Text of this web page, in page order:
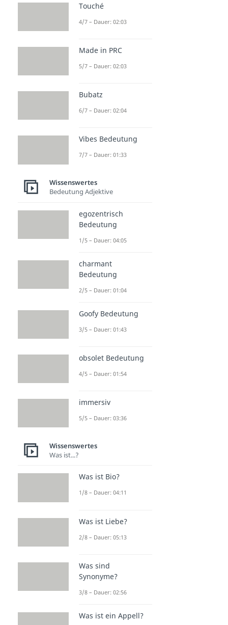
Touché
4/7 – Dauer: 02:03
Made in PRC
5/7 – Dauer: 02:03
Bubatz
6/7 – Dauer: 02:04
Vibes Bedeutung
7/7 – Dauer: 01:33
Wissenswertes
Bedeutung Adjektive
egozentrisch
Bedeutung
1/5 – Dauer: 04:05
charmant
Bedeutung
2/5 – Dauer: 01:04
Goofy Bedeutung
3/5 – Dauer: 01:43
obsolet Bedeutung
4/5 – Dauer: 01:54
immersiv
5/5 – Dauer: 03:36
Wissenswertes
Was ist...?
Was ist Bio?
1/8 – Dauer: 04:11
Was ist Liebe?
2/8 – Dauer: 05:13
Was sind
Synonyme?
3/8 – Dauer: 02:56
Was ist ein Appell?